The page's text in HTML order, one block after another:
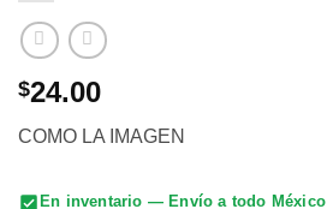
$24.00
COMO LA IMAGEN
En inventario — Envío a todo México